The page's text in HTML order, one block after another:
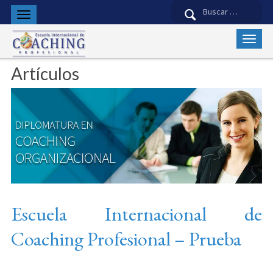
Buscar:
Artículos
Escuela Internacional de
Coaching Profesional – Prueba